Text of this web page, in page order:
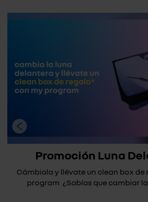
Promoción Luna
Cámbiala y llévate un clean box de
program ¿Sabías que cambiar la